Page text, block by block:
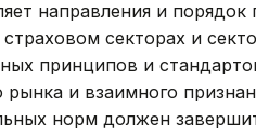
направления и порядок
секторах и
принципов и
рынка и взаимного
норм должен